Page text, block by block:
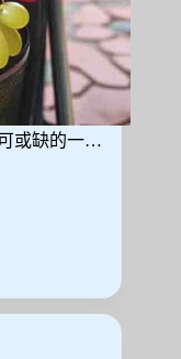
或缺的一…